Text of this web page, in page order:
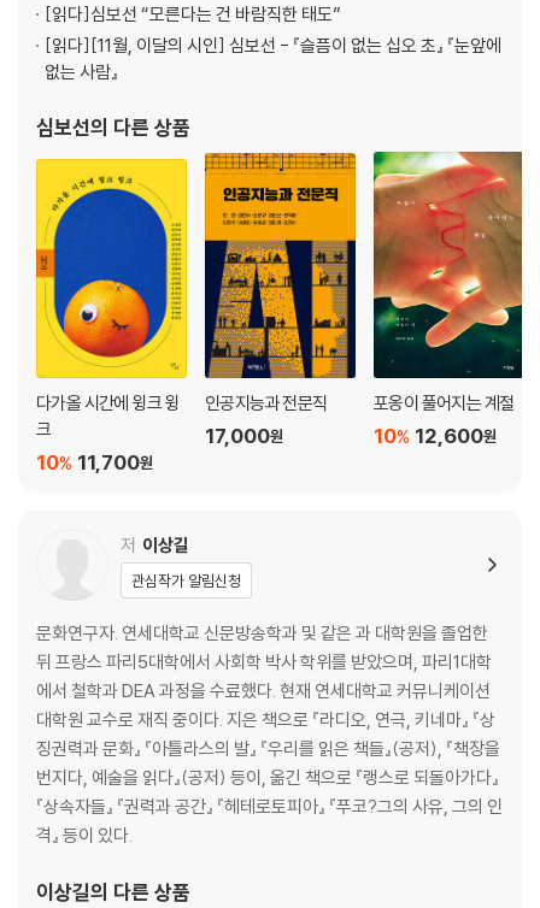
이미지
‘보이는 것’을 보이게 하는 철학자의 시선 (미셸 푸코, 『마네의 회화』)
가 아니다』)
사라짐
컨베이어벨트 위로 이동하는 전시 관람객 (애드 디 앤절로, 『공공도서관
문 앞의 야만인들』)
장소가 사라진 자리에 심는 ‘유토피아의 조각들’ (마르크 오제, 『비장소』)
정치
우리가 몰랐던 시의 정치 (로버트 단턴, 『시인을 체포하라』)
문화 정치의 꿈과 절망 (장 미셸 지앙, 『문화는 정치다』)
교양 있는 사람으로 보이려는 속박에서 벗어나기 (피에르 바야르, 『읽지
신성한 예술이라는 고정 관념 걷어내기 (하워드 베커, 『사회에 대해 말하
진지하면서도 유쾌하게, 고상하면서도 자유롭게 (요한 하위징아, 『호모 루
덴스』)
당신이 오지 않는다면 (제프리 골드파브, 『작은 것들의 정치』)
다시, 예술
우리가 사는 세계 안에 짓는 또 다른 세계 (움베르토 에코, 『젊은 소설가의
고백』)
여럿이 함께 꾸는 꿈, 예술 (아서 단토, 『무엇이 예술인가』)
[읽다]심보선 “모른다는 건 바람직한 태도”
[읽다][11월, 이달의 시인] 심보선 - 『슬픔이 없는 십오 초』 『눈앞에
없는 사람』
심보선의 다른 상품
다가올 시간에 윙크 윙
크
11,700원
10%
인공지능과 전문직
17,000원
포옹이 풀어지는 계절
12,600원
10%
저 이상길
관심작가 알림신청
문화연구자. 연세대학교 신문방송학과 및 같은 과 대학원을 졸업한
뒤 프랑스 파리5대학에서 사회학 박사 학위를 받았으며, 파리1대학
에서 철학과 DEA 과정을 수료했다. 현재 연세대학교 커뮤니케이션
대학원 교수로 재직 중이다. 지은 책으로 『라디오, 연극, 키네마』 『상
징권력과 문화』 『아틀라스의 발』 『우리를 읽은 책들』(공저), 『책장을
번지다, 예술을 읽다』(공저) 등이, 옮긴 책으로 『랭스로 되돌아가다』
『상속자들』 『권력과 공간』 『헤테로토피아』 『푸코?그의 사유, 그의 인
격』 등이 있다.
이상길의 다른 상품